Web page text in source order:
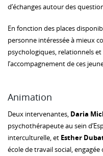
d’échanges autour des
En fonction des places
personne intéressée à mieux
psychologiques, relationnels
l’accompagnement de ces
Animation
Deux intervenantes, Daria
psychothérapeute au sein
interculturelle, et Esther
école de travail social,